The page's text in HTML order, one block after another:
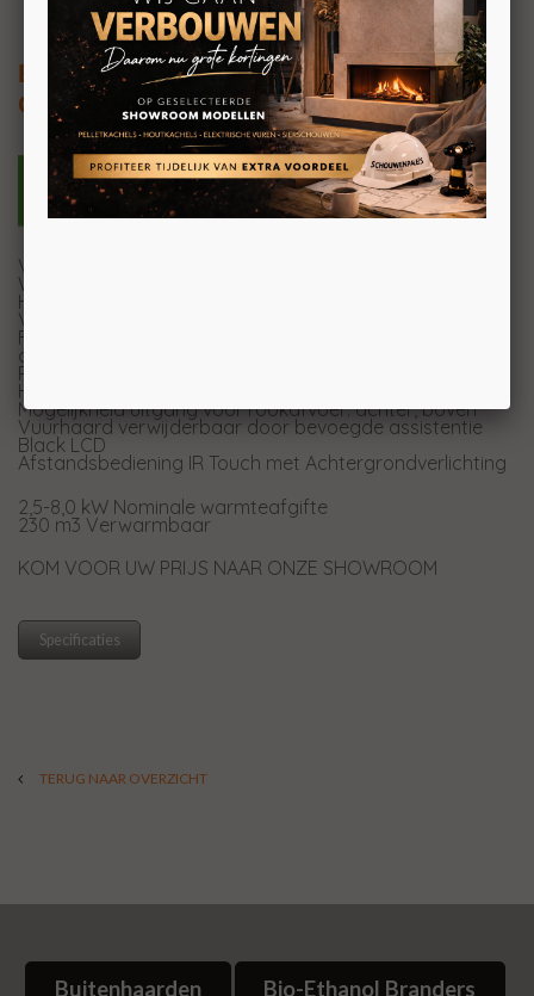
Extraflame Klaudia 8kW
Geventileerde pelletkachel
Vuurdeur, vuurhaard en vuurpot in gietijzer
Warmtewisselaar met stralingsoppervlak
Hermetisch reservoir
Verwijderbaar ascompartiment
Frontale omgevingsventilatie met aparte motor en
comfortfunctie
Ruim zicht op de vlam
Handgreep met ergonomisch greep
Mogelijkheid uitgang voor rookafvoer: achter, boven
Vuurhaard verwijderbaar door bevoegde assistentie
Black LCD
Afstandsbediening IR Touch met Achtergrondverlichting
2,5-8,0 kW Nominale warmteafgifte
230 m3 Verwarmbaar
KOM VOOR UW PRIJS NAAR ONZE SHOWROOM
Specificaties
TERUG NAAR OVERZICHT
Buitenhaarden Bio-Ethanol Branders